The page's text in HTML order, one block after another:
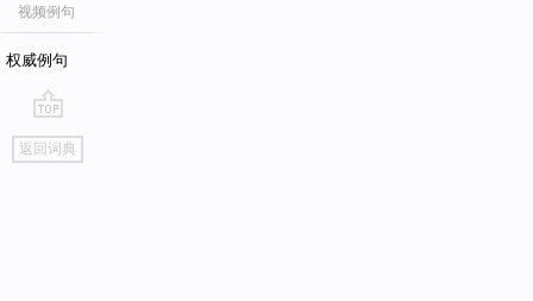
视频例句
权威例句
go
top
返回词典